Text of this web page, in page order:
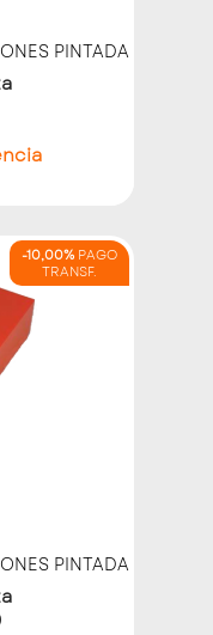
PINTADA
-10,00%PAGO
TRANSF.
PINTADA